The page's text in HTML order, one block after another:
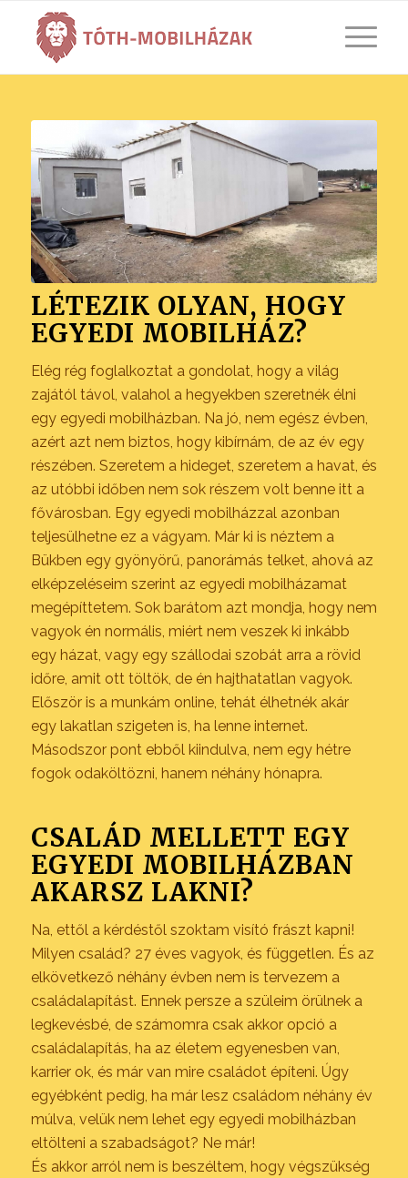
LÉTEZIK OLYAN, HOGY
EGYEDI MOBILHÁZ?
Elég rég foglalkoztat a gondolat, hogy a világ
zajától távol, valahol a hegyekben szeretnék élni
egy egyedi mobilházban. Na jó, nem egész évben,
azért azt nem biztos, hogy kibírnám, de az év egy
részében. Szeretem a hideget, szeretem a havat, és
az utóbbi időben nem sok részem volt benne itt a
fővárosban. Egy egyedi mobilházzal azonban
teljesülhetne ez a vágyam. Már ki is néztem a
Bükben egy gyönyörű, panorámás telket, ahová az
elképzeléseim szerint az egyedi mobilházamat
megépíttetem. Sok barátom azt mondja, hogy nem
vagyok én normális, miért nem veszek ki inkább
egy házat, vagy egy szállodai szobát arra a rövid
időre, amit ott töltök, de én hajthatatlan vagyok.
Először is a munkám online, tehát élhetnék akár
egy lakatlan szigeten is, ha lenne internet.
Másodszor pont ebből kiindulva, nem egy hétre
fogok odaköltözni, hanem néhány hónapra.
CSALÁD MELLETT EGY
EGYEDI MOBILHÁZBAN
AKARSZ LAKNI?
Na, ettől a kérdéstől szoktam visító frászt kapni!
Milyen család? 27 éves vagyok, és független. És az
elkövetkező néhány évben nem is tervezem a
családalapítást. Ennek persze a szüleim örülnek a
legkevésbé, de számomra csak akkor opció a
családalapítás, ha az életem egyenesben van,
karrier ok, és már van mire családot építeni. Úgy
egyébként pedig, ha már lesz családom néhány év
múlva, velük nem lehet egy egyedi mobilházban
eltölteni a szabadságot? Ne már!
És akkor arról nem is beszéltem, hogy végszükség